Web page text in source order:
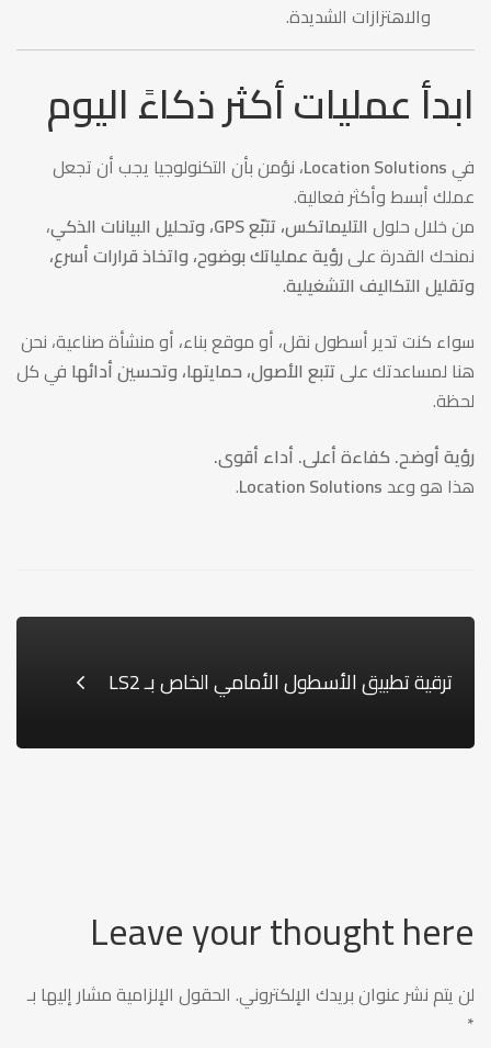
والاهتزازات الشديدة.
ابدأ عمليات أكثر ذكاءً اليوم
فيLocation Solutions، نؤمن بأن التكنولوجيا يجب أن تجعل
عملك أبسط وأكثر فعالية.
من خلال حلول التليماتكس، تتبّع GPS، وتحليل البيانات الذكي
،
نمنحك القدرة علىرؤية عملياتك بوضوح، واتخاذ قرارات أسرع،
وتقليل التكاليف التشغيلية.
سواء كنت تدير أسطول نقل، أو موقع بناء، أو منشأة صناعية، نحن
هنا لمساعدتك علىتتبع الأصول، حمايتها، وتحسين أدائها في كل
لحظة.
رؤية أوضح. كفاءة أعلى. أداء أقوى.
هذا هو وعد Location Solutions
.
ترقية تطبيق الأسطول الأمامي الخاص بـ LS2
Leave your thought here
لن يتم نشر عنوان بريدك الإلكتروني. الحقول الإلزامية مشار إليها بـ
*